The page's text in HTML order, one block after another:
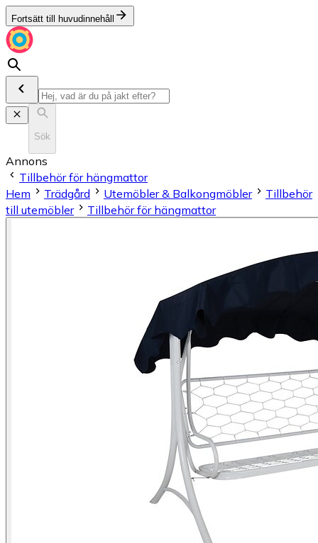
Fortsätt till huvudinnehåll
Sök
Annons
Tillbehör för hängmattor
Hem
Trädgård Utemöbler & Balkongmöbler
Tillbehör
till utemöbler
Tillbehör för hängmattor